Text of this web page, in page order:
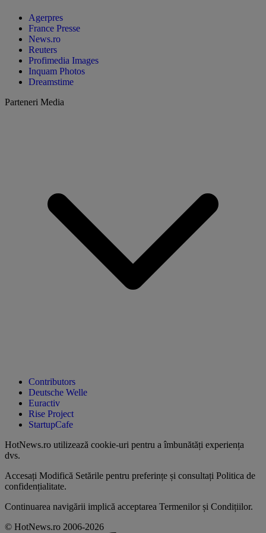
Agerpres
France Presse
News.ro
Reuters
Profimedia Images
Inquam Photos
Dreamstime
Parteneri Media
Contributors
Deutsche Welle
Euractiv
Rise Project
StartupCafe
HotNews.ro utilizează cookie-uri pentru a îmbunătăți experiența
dvs.
Accesați Modifică Setările pentru preferințe și consultați Politica de
confidențialitate.
Continuarea navigării implică acceptarea Termenilor și Condițiilor.
© HotNews.ro 2006-2026